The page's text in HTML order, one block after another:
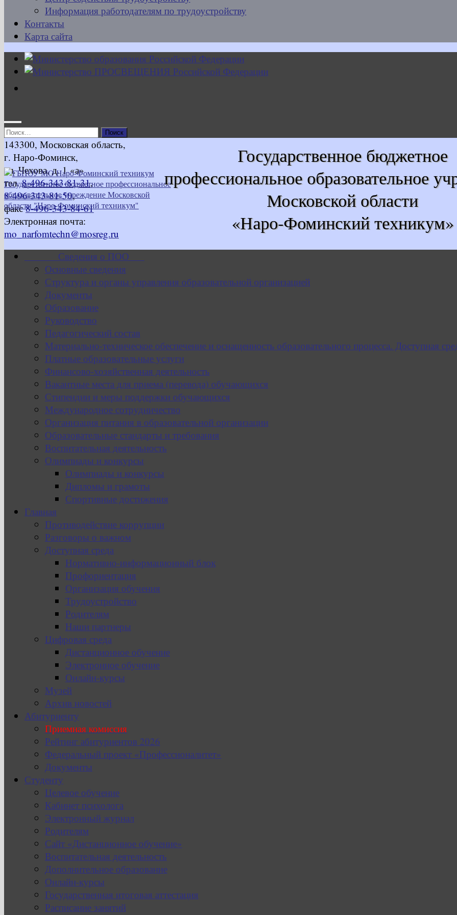
Информация работодателям по трудоустройству
Контакты
Карта сайта
Найти:
Государственное бюджетное
профессиональное образовательное
Московской области
«Наро-Фоминский техникум»
143300, Московская область,
г. Наро-Фоминск,
ул. Чехова, д. 1 «а»
тел.8-496-343-81-31,
8-496-343-81-50,
факс8-496-343-84-61
Электронная почта:
mo_narfomtechn@mosreg.ru
Сведения о ПОО
Основные сведения
Структура и органы управления образовательной организацией
Документы
Образование
Руководство
Педагогический состав
Материально-техническое обеспечение и оснащенность образовательного процесса. Доступная
Платные образовательные услуги
Финансово-хозяйственная деятельность
Вакантные места для приема (перевода) обучающихся
Стипендии и меры поддержки обучающихся
Международное сотрудничество
Организация питания в образовательной организации
Образовательные стандарты и требования
Воспитательная деятельность
Олимпиады и конкурсы
Олимпиады и конкурсы
Дипломы и грамоты
Спортивные достижения
Главная
Противодействие коррупции
Разговоры о важном
Доступная среда
Нормативно-информационный блок
Профориентация
Организация обучения
Трудоустройство
Родителям
Наши партнеры
Цифровая среда
Дистанционное обучение
Электронное обучение
Онлайн-курсы
Музей
Архив новостей
Абитуриенту
Приемная комиссия
Рейтинг абитуриентов 2026
Федеральный проект «Профессионалитет»
Документы
Студенту
Целевое обучение
Кабинет психолога
Электронный журнал
Родителям
Сайт «Дистанционное обучение»
Воспитательная деятельность
Дополнительное образование
Онлайн-курсы
Государственная итоговая аттестация
Расписание занятий